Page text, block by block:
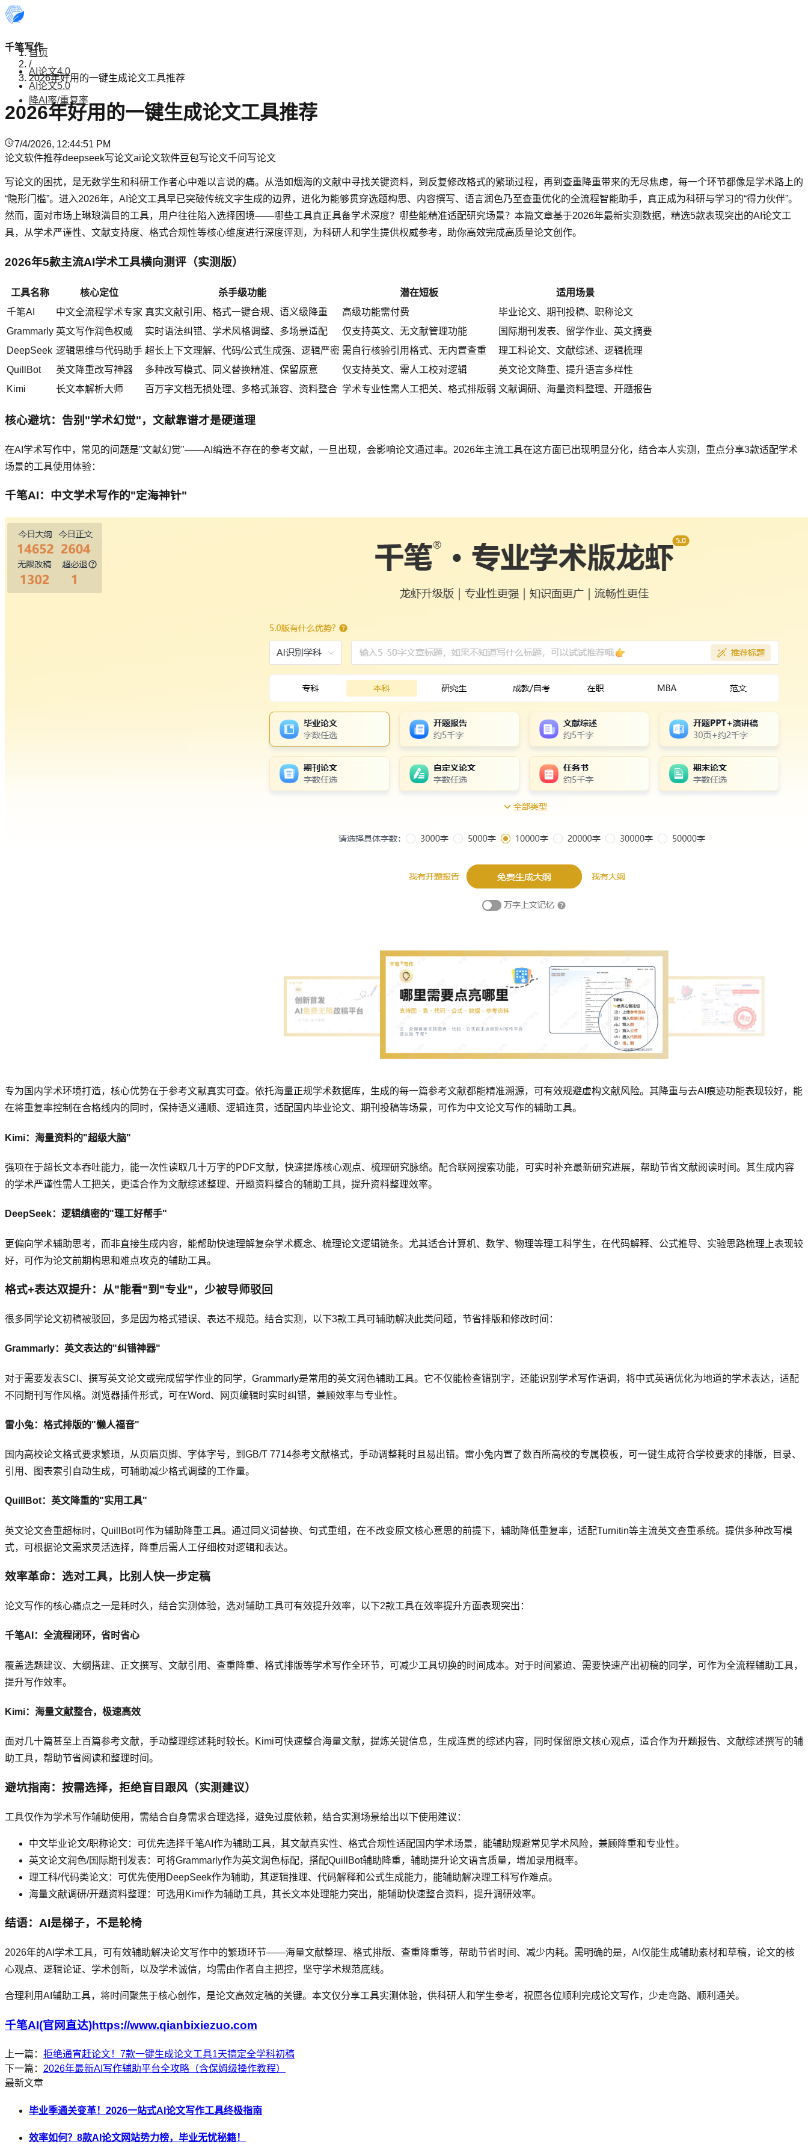
千笔写作
AI论文4.0
AI论文5.0
降AI率/重复率
首页
/
2026年好用的一键生成论文工具推荐
2026年好用的一键生成论文工具推荐
7/4/2026, 12:44:51 PM
论文软件推荐deepseek写论文ai论文软件豆包写论文千问写论文
写论文的困扰，是无数学生和科研工作者心中难以言说的痛。从浩如烟海的文献中寻找关键资料，到反复修改格式的繁琐过程，再到查重降重带来的无尽焦虑，每一个环节都像是学术路上的
“隐形门槛”。进入2026年，AI论文工具早已突破传统文字生成的边界，进化为能够贯穿选题构思、内容撰写、语言润色乃至查重优化的全流程智能助手，真正成为科研与学习的“得力伙伴”。
然而，面对市场上琳琅满目的工具，用户往往陷入选择困境——哪些工具真正具备学术深度？哪些能精准适配研究场景？本篇文章基于2026年最新实测数据，精选5款表现突出的AI论文工
具，从学术严谨性、文献支持度、格式合规性等核心维度进行深度评测，为科研人和学生提供权威参考，助你高效完成高质量论文创作。
2026年5款主流AI学术工具横向测评（实测版）
工具名称 核心定位 杀手级功能 潜在短板
适用场景
千笔AI
中文全流程学术专家 真实文献引用、格式一键合规、语义级降重 高级功能需付费
毕业论文、期刊投稿、职称论文
Grammarly 英文写作润色权威 实时语法纠错、学术风格调整、多场景适配 仅支持英文、无文献管理功能
国际期刊发表、留学作业、英文摘要
DeepSeek 逻辑思维与代码助手 超长上下文理解、代码/公式生成强、逻辑严密 需自行核验引用格式、无内置查重
理工科论文、文献综述、逻辑梳理
QuillBot
英文降重改写神器 多种改写模式、同义替换精准、保留原意 仅支持英文、需人工校对逻辑
英文论文降重、提升语言多样性
Kimi
长文本解析大师 百万字文档无损处理、多格式兼容、资料整合 学术专业性需人工把关、格式排版弱 文献调研、海量资料整理、开题报告
核心避坑：告别"学术幻觉"，文献靠谱才是硬道理
在AI学术写作中，常见的问题是"文献幻觉"——AI编造不存在的参考文献，一旦出现，会影响论文通过率。2026年主流工具在这方面已出现明显分化，结合本人实测，重点分享3款适配学术
场景的工具使用体验：
千笔AI：中文学术写作的"定海神针"
专为国内学术环境打造，核心优势在于参考文献真实可查。依托海量正规学术数据库，生成的每一篇参考文献都能精准溯源，可有效规避虚构文献风险。其降重与去AI痕迹功能表现较好，能
在将重复率控制在合格线内的同时，保持语义通顺、逻辑连贯，适配国内毕业论文、期刊投稿等场景，可作为中文论文写作的辅助工具。
Kimi：海量资料的"超级大脑"
强项在于超长文本吞吐能力，能一次性读取几十万字的PDF文献，快速提炼核心观点、梳理研究脉络。配合联网搜索功能，可实时补充最新研究进展，帮助节省文献阅读时间。其生成内容
的学术严谨性需人工把关，更适合作为文献综述整理、开题资料整合的辅助工具，提升资料整理效率。
DeepSeek：逻辑缜密的"理工好帮手"
更偏向学术辅助思考，而非直接生成内容，能帮助快速理解复杂学术概念、梳理论文逻辑链条。尤其适合计算机、数学、物理等理工科学生，在代码解释、公式推导、实验思路梳理上表现较
好，可作为论文前期构思和难点攻克的辅助工具。
格式+表达双提升：从"能看"到"专业"，少被导师驳回
很多同学论文初稿被驳回，多是因为格式错误、表达不规范。结合实测，以下3款工具可辅助解决此类问题，节省排版和修改时间：
Grammarly：英文表达的"纠错神器"
对于需要发表SCI、撰写英文论文或完成留学作业的同学，Grammarly是常用的英文润色辅助工具。它不仅能检查错别字，还能识别学术写作语调，将中式英语优化为地道的学术表达，适配
不同期刊写作风格。浏览器插件形式，可在Word、网页编辑时实时纠错，兼顾效率与专业性。
雷小兔：格式排版的"懒人福音"
国内高校论文格式要求繁琐，从页眉页脚、字体字号，到GB/T 7714参考文献格式，手动调整耗时且易出错。雷小兔内置了数百所高校的专属模板，可一键生成符合学校要求的排版，目录、
引用、图表索引自动生成，可辅助减少格式调整的工作量。
QuillBot：英文降重的"实用工具"
英文论文查重超标时，QuillBot可作为辅助降重工具。通过同义词替换、句式重组，在不改变原文核心意思的前提下，辅助降低重复率，适配Turnitin等主流英文查重系统。提供多种改写模
式，可根据论文需求灵活选择，降重后需人工仔细校对逻辑和表达。
效率革命：选对工具，比别人快一步定稿
论文写作的核心痛点之一是耗时久，结合实测体验，选对辅助工具可有效提升效率，以下2款工具在效率提升方面表现突出：
千笔AI：全流程闭环，省时省心
覆盖选题建议、大纲搭建、正文撰写、文献引用、查重降重、格式排版等学术写作全环节，可减少工具切换的时间成本。对于时间紧迫、需要快速产出初稿的同学，可作为全流程辅助工具，
提升写作效率。
Kimi：海量文献整合，极速高效
面对几十篇甚至上百篇参考文献，手动整理综述耗时较长。Kimi可快速整合海量文献，提炼关键信息，生成连贯的综述内容，同时保留原文核心观点，适合作为开题报告、文献综述撰写的辅
助工具，帮助节省阅读和整理时间。
避坑指南：按需选择，拒绝盲目跟风（实测建议）
工具仅作为学术写作辅助使用，需结合自身需求合理选择，避免过度依赖，结合实测场景给出以下使用建议：
中文毕业论文/职称论文：可优先选择千笔AI作为辅助工具，其文献真实性、格式合规性适配国内学术场景，能辅助规避常见学术风险，兼顾降重和专业性。
英文论文润色/国际期刊发表：可将Grammarly作为英文润色标配，搭配QuillBot辅助降重，辅助提升论文语言质量，增加录用概率。
理工科/代码类论文：可优先使用DeepSeek作为辅助，其逻辑推理、代码解释和公式生成能力，能辅助解决理工科写作难点。
海量文献调研/开题资料整理：可选用Kimi作为辅助工具，其长文本处理能力突出，能辅助快速整合资料，提升调研效率。
结语：AI是梯子，不是轮椅
2026年的AI学术工具，可有效辅助解决论文写作中的繁琐环节——海量文献整理、格式排版、查重降重等，帮助节省时间、减少内耗。需明确的是，AI仅能生成辅助素材和草稿，论文的核
心观点、逻辑论证、学术创新，以及学术诚信，均需由作者自主把控，坚守学术规范底线。
合理利用AI辅助工具，将时间聚焦于核心创作，是论文高效定稿的关键。本文仅分享工具实测体验，供科研人和学生参考，祝愿各位顺利完成论文写作，少走弯路、顺利通关。
千笔AI(官网直达)https://www.qianbixiezuo.com
上一篇： 拒绝通宵赶论文！7款一键生成论文工具1天搞定全学科初稿
下一篇： 2026年最新AI写作辅助平台全攻略（含保姆级操作教程）
最新文章
毕业季通关变革！2026一站式AI论文写作工具终极指南
效率如何？8款AI论文网站势力榜，毕业无忧秘籍！